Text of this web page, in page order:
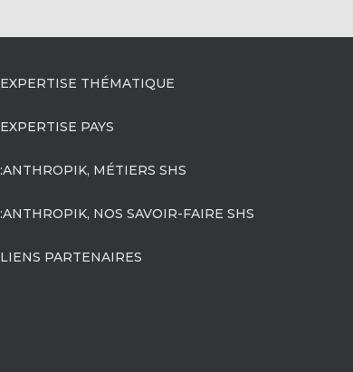
EXPERTISE THÉMATIQUE
EXPERTISE PAYS
:ANTHROPIK, MÉTIERS SHS
:ANTHROPIK, NOS SAVOIR-FAIRE SHS
LIENS PARTENAIRES